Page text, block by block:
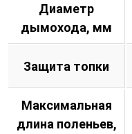
Диаметр
дымохода, мм
Защита топки
Максимальная
длина поленьев,